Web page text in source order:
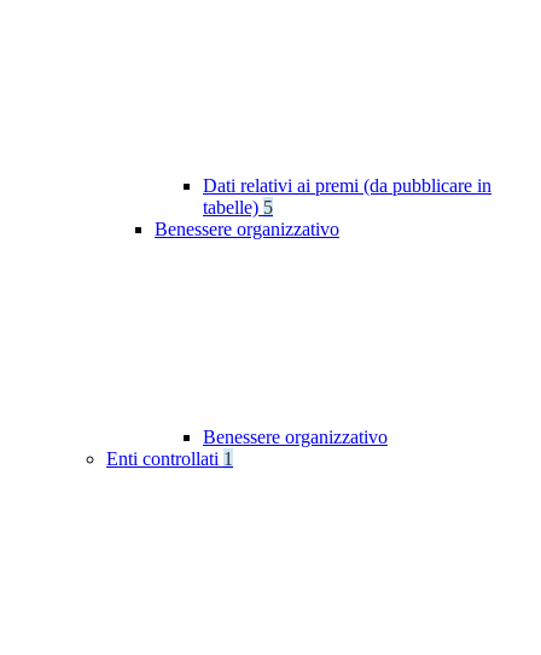
Dati relativi ai premi (da pubblicare in
tabelle) 5
Benessere organizzativo
Benessere organizzativo
Enti controllati 1